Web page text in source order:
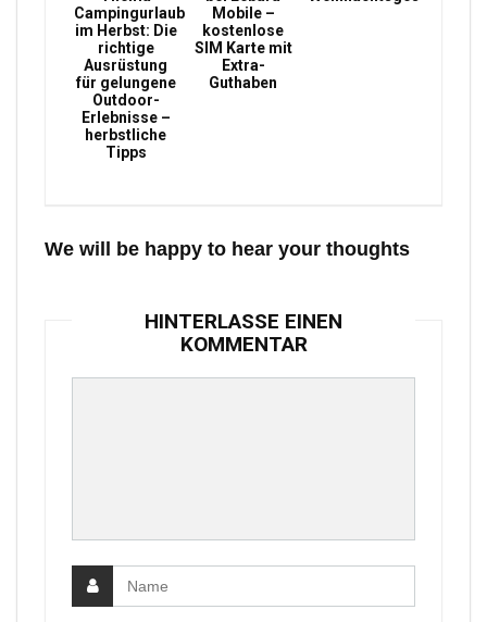
Campingurlaub
im Herbst: Die
richtige
Ausrüstung
für gelungene
Outdoor-
Erlebnisse –
herbstliche
Tipps
Mobile –
kostenlose
SIM Karte mit
Extra-
Guthaben
We will be happy to hear your thoughts
HINTERLASSE EINEN
KOMMENTAR